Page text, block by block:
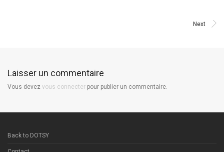
Next
Laisser un commentaire
Vous devez vous connecter pour publier un commentaire.
Back to DOTSY